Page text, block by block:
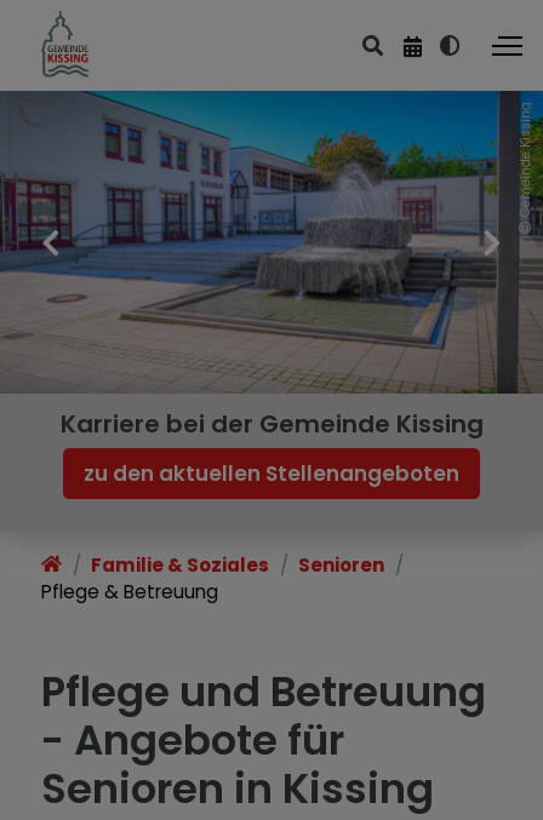
Familie & Soziales
Kinder & Jugend
Senioren
Soziales
Beratungsstellen
Gemeinde Kissing
Karriere bei der Gemeinde Kissing
zu den aktuellen Stellenangeboten
Familie & Soziales
Senioren
Pflege & Betreuung
Pflege und Betreuung
- Angebote für
Senioren in Kissing